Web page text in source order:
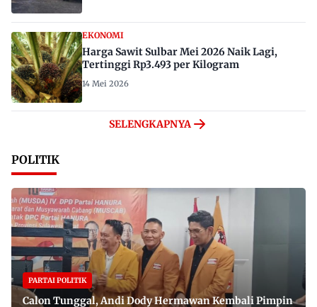
EKONOMI
Harga Sawit Sulbar Mei 2026 Naik Lagi,
Tertinggi Rp3.493 per Kilogram
14 Mei 2026
SELENGKAPNYA
POLITIK
PARTAI POLITIK
Calon Tunggal, Andi Dody Hermawan Kembali Pimpin